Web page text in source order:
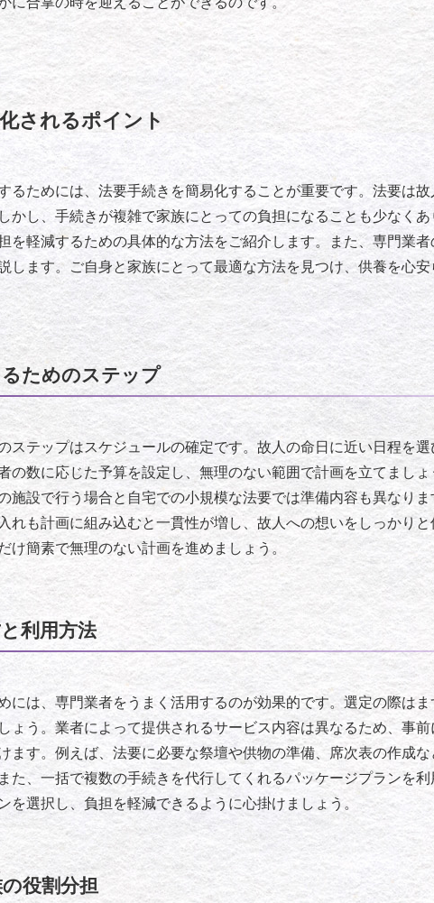
されるポイント
るためには、法要手続きを簡易化することが重要です。法要は
かし、手続きが複雑で家族にとっての負担になることも少なく
を軽減するための具体的な方法をご紹介します。また、専門業
します。ご自身と家族にとって最適な方法を見つけ、供養を心
ためのステップ
ステップはスケジュールの確定です。故人の命日に近い日程を
の数に応じた予算を設定し、無理のない範囲で計画を立てまし
施設で行う場合と自宅での小規模な法要では準備内容も異なり
れも計画に組み込むと一貫性が増し、故人への想いをしっかり
け簡素で無理のない計画を進めましょう。
利用方法
には、専門業者をうまく活用するのが効果的です。選定の際はま
ょう。業者によって提供されるサービス内容は異なるため、事
ます。例えば、法要に必要な祭壇や供物の準備、席次表の作成
た、一括で複数の手続きを代行してくれるパッケージプランを
を選択し、負担を軽減できるように心掛けましょう。
役割分担